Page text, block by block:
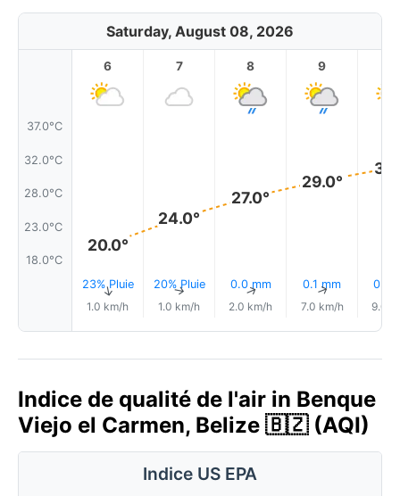
Saturday, August 08, 2026
37.0°C
32.0°C
28.0°C
23.0°C
18.0°C
6
20.0°
23% Pluie
↑
1.0 km/h
7
24.0°
20% Pluie
↑
1.0 km/h
8
27.0°
0.0 mm
↑
2.0 km/h
9
29.0°
0.1 mm
↑
7.0 km/h
0.0
9.0
Indice de qualité de l'air in Benque
Viejo el Carmen, Belize 🇧🇿 (AQI)
Indice US EPA